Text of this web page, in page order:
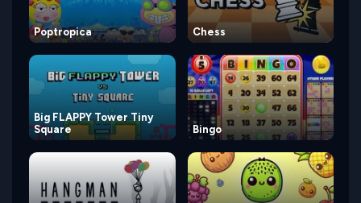
Poptropica Chess
Big FLAPPY Tower Tiny
Square
Bingo